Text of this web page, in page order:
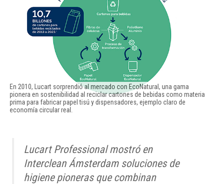
En 2010, Lucart sorprendió al mercado con EcoNatural, una gama
pionera en sostenibilidad al reciclar cartones de bebidas como materia
prima para fabricar papel tisú y dispensadores, ejemplo claro de
economía circular real.
Lucart Professional mostró en
Interclean Ámsterdam soluciones de
higiene pioneras que combinan